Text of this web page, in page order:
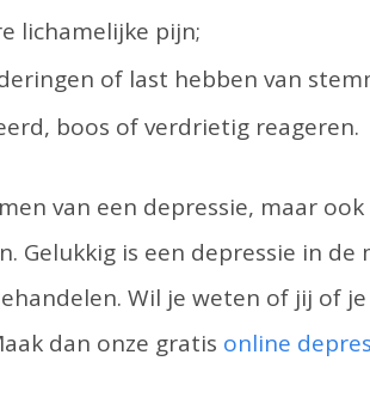
lichamelijke pijn;
of last hebben van
boos of verdrietig reageren.
van een depressie, maar ook
Gelukkig is een depressie in de
Wil je weten of jij of
dan onze gratis online